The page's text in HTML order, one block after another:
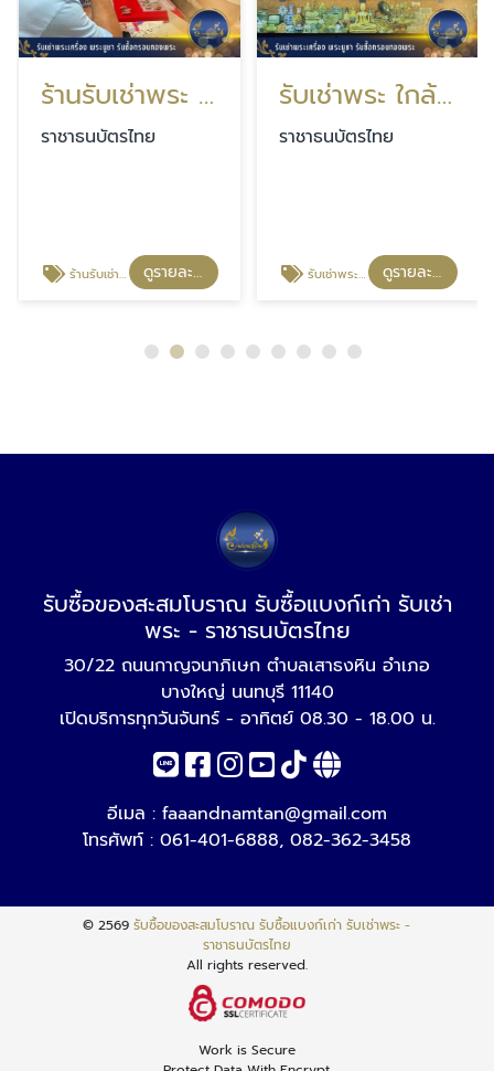
ร้านรับเช่าพระ อุดรธานี
ราชาธนบัตรไทย
ร้านรับเช่าพระ อุดรธานี ดูรายละเอียด
รับเช่าพระ ใกล้ฉัน
ราชาธนบัตรไทย
รับเช่าพระ ใกล้ฉัน ดูรายละเอียด
รับซื้อของสะสมโบราณ รับซื้อแบงก์เก่า รับเช่า
พระ - ราชาธนบัตรไทย
30/22 ถนนกาญจนาภิเษก ตำบลเสาธงหิน อำเภอ
บางใหญ่ นนทบุรี 11140
เปิดบริการทุกวันจันทร์ - อาทิตย์ 08.30 - 18.00 น.
อีเมล : faaandnamtan@gmail.com
โทรศัพท์ : 061-401-6888, 082-362-3458
© 2569รับซื้อของสะสมโบราณ รับซื้อแบงก์เก่า รับเช่าพระ -
ราชาธนบัตรไทย
All rights reserved.
Work is Secure